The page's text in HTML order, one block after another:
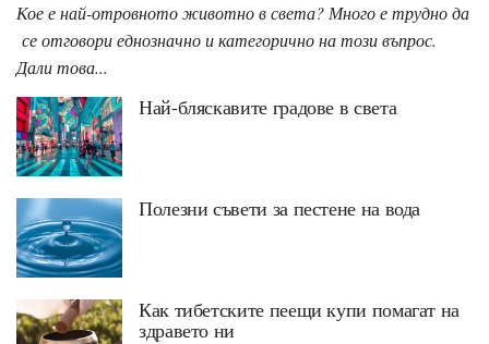
Кое е най-отровното животно в света? Много е трудно да
се отговори еднозначно и категорично на този въпрос.
Дали това...
Най-бляскавите градове в света
Полезни съвети за пестене на вода
Как тибетските пеещи купи помагат на
здравето ни